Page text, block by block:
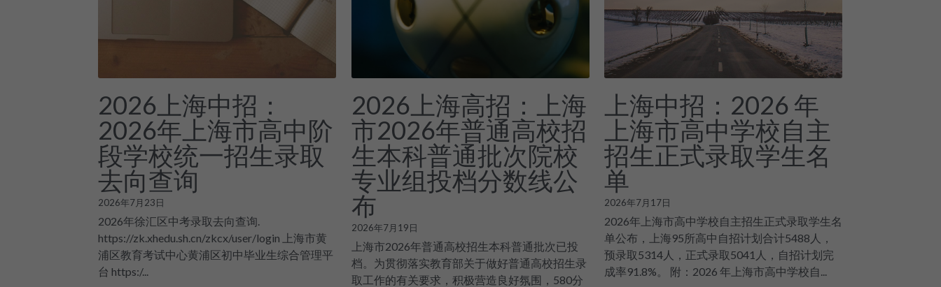
2026上海中招：
2026年上海市高中阶
段学校统一招生录取
去向查询
2026年7月23日
2026年徐汇区中考录取去向查询.
https://zk.xhedu.sh.cn/zkcx/user/login 上海市黄
浦区教育考试中心黄浦区初中毕业生综合管理平
台 https:/...
2026上海高招：上海
市2026年普通高校招
生本科普通批次院校
专业组投档分数线公
布
2026年7月19日
上海市2026年普通高校招生本科普通批次已投
档。为贯彻落实教育部关于做好普通高校招生录
取工作的有关要求，积极营造良好氛围，580分
上海中招：2026 年
上海市高中学校自主
招生正式录取学生名
单
2026年7月17日
2026年上海市高中学校自主招生正式录取学生名
单公布，上海95所高中自招计划合计5488人，
预录取5314人，正式录取5041人，自招计划完
成率91.8%。 附：2026 年上海市高中学校自...